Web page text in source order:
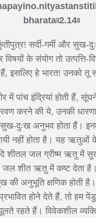
bharata৷৷2.14৷৷
सर्दी-गर्मी और सुख-
विषयों के संयोग तो उत्पत्ति-
इसलिए हे भारत! उनको तू
में पांच इंद्रियां होती हैं,
करने की ये, उनकी
दुःख अनुभव होता हैं।
नहीं होता है। यह ऋतुओं के
शीतल जल ग्रीष्म ऋतु में
जल शीत ऋतु में कष्ट देता
अनुभूति क्षणिक होती
होने देते हैं, तो हम
रहते हैं। विवेकशील